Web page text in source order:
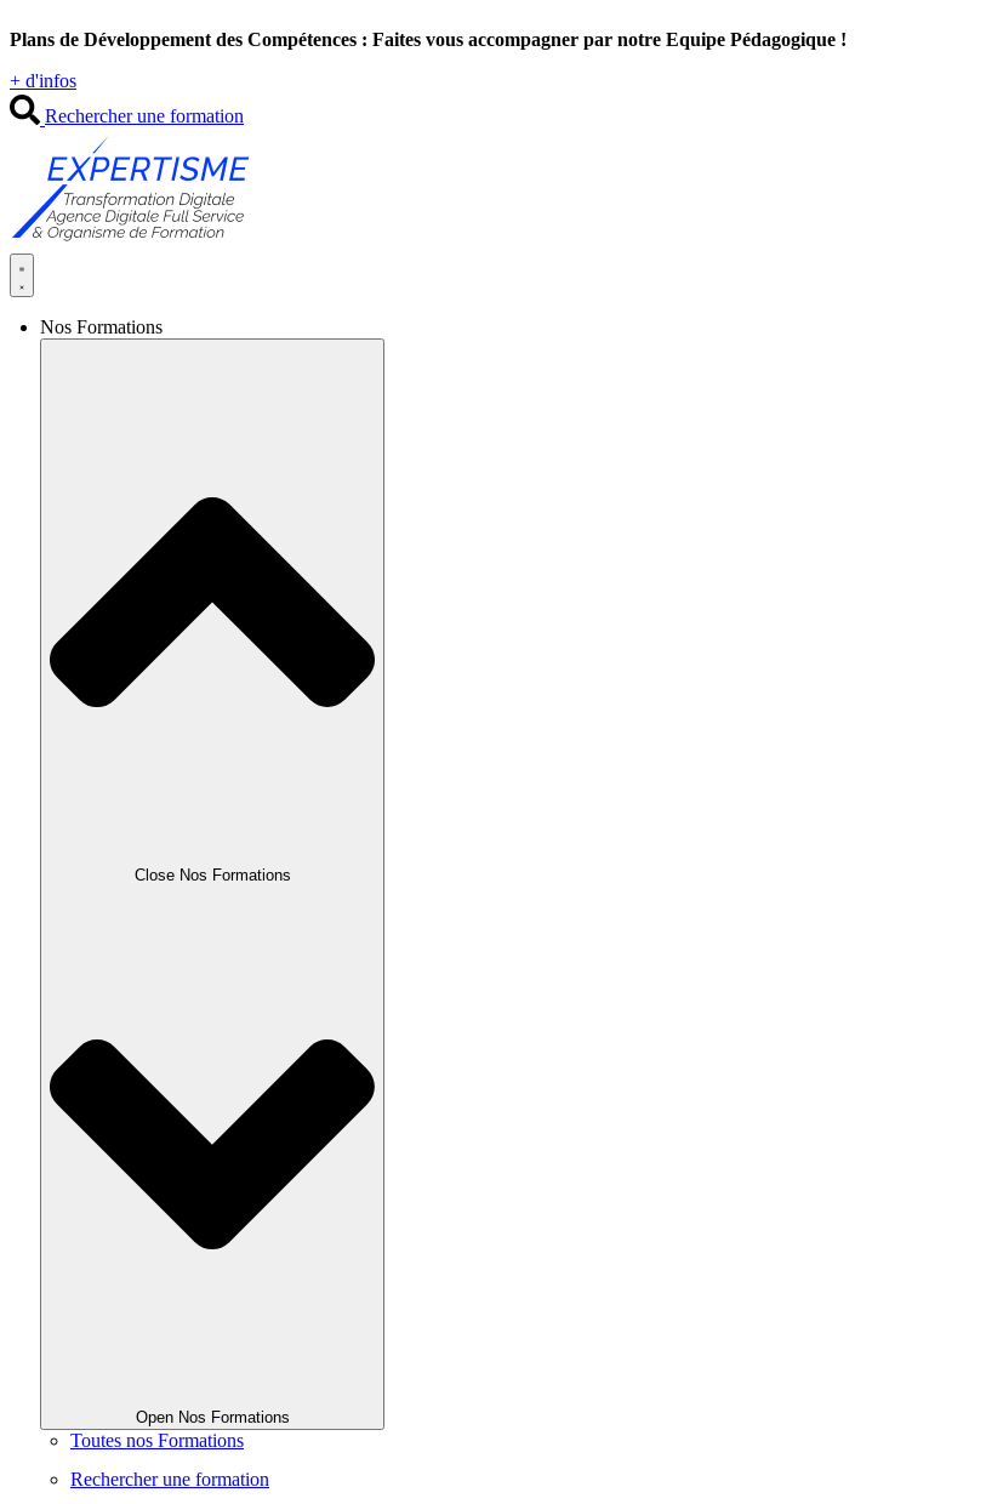
au
Plans de Développement des Compétences : Faites vous accompagner par notre Equipe Pédagogique !
+ d'infos
Rechercher une formation
Nos Formations
Close Nos Formations
Open Nos Formations
Toutes nos Formations
Rechercher une formation